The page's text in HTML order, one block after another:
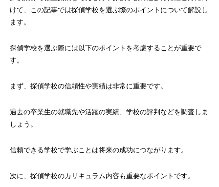
けて、この記事では探偵学校を選ぶ際のポイントについて解説し
ます。
探偵学校を選ぶ際には以下のポイントを考慮することが重要で
す。
まず、探偵学校の信頼性や実績は非常に重要です。
過去の卒業生の就職先や活躍の実績、学校の評判などを調査しま
しょう。
信頼できる学校で学ぶことは将来の成功につながります。
次に、探偵学校のカリキュラム内容も重要なポイントです。